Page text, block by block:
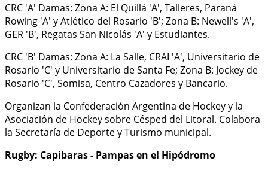
CRC 'A' Damas: Zona A: El Quillá 'A', Talleres, Paraná
Rowing 'A' y Atlético del Rosario 'B'; Zona B: Newell's 'A',
GER 'B', Regatas San Nicolás 'A' y Estudiantes.
CRC 'B' Damas: Zona A: La Salle, CRAI 'A', Universitario de
Rosario 'C' y Universitario de Santa Fe; Zona B: Jockey de
Rosario 'C', Somisa, Centro Cazadores y Bancario.
Organizan la Confederación Argentina de Hockey y la
Asociación de Hockey sobre Césped del Litoral. Colabora
la Secretaría de Deporte y Turismo municipal.
Rugby: Capibaras - Pampas en el Hipódromo